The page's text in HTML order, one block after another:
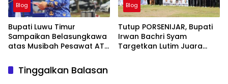
Blog
Bupati Luwu Timur
Sampaikan Belasungkawa
atas Musibah Pesawat ATR
Blog
Tutup PORSENIJAR, Bupati
Irwan Bachri Syam
Targetkan Lutim Juara
Tinggalkan Balasan